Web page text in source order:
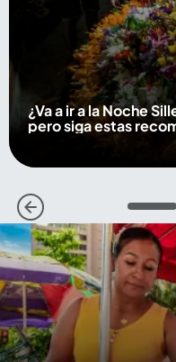
¿Va a ir a la Noche
pero siga estas
1